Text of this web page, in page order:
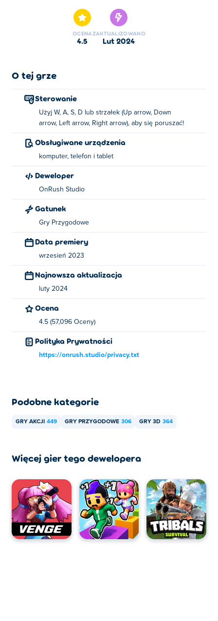
przebij się przez hordy potworów i unikaj
niebezpiecznych przeszkód. Na końcu każdego poziomu
czeka na ciebie magiczne ulepszenie. Mogą one dać ci
każdym razem tworzyć nowe, nigdy wcześniej nie
wyzwanie. Czy dasz radę przejść przez niebezpieczny
świat Arcane Archer?
Jak grać w Tajemnego Łucznika?
Kto stworzył Tajemnego Łucznika?
Arcane Archer jest tworzony przez Onrush Studio. Graj w
Jak mogę zagrać w Arcane Archer za darmo?
Możesz grać w Arcane Archer za darmo na Poki.
urządzeniach mobilnych i komputerach?
urządzeniach mobilnych, takich jak telefony i tablety.
OCENA
4.5
ZAKTUALIZOWANO
lut 2024
O tej grze
Sterowanie
Użyj W, A, S, D lub strzałek (Up arrow, Down
arrow, Left arrow, Right arrow), aby się poruszać!
Obsługiwane urządzenia
komputer, telefon i tablet
Deweloper
OnRush Studio
Gatunek
Gry Przygodowe
Data premiery
wrzesień 2023
Najnowsza aktualizacja
luty 2024
Ocena
4.5 (57,096 Oceny)
Polityka Prywatności
https://onrush.studio/privacy.txt
Podobne kategorie
GRY AKCJI 449 GRY PRZYGODOWE 306 GRY 3D 364
Więcej gier tego dewelopera